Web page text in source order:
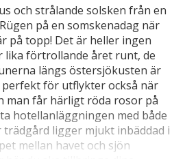
och strålande solsken från en
på en somskenadag när
på topp! Det är heller ingen
lika förtrollande året runt, de
längs östersjökusten är
perfekt för utflykter också när
man får härligt röda rosor på
hotellanläggningen med både
trädgård ligger mjukt inbäddad i
mellan havet och sjön